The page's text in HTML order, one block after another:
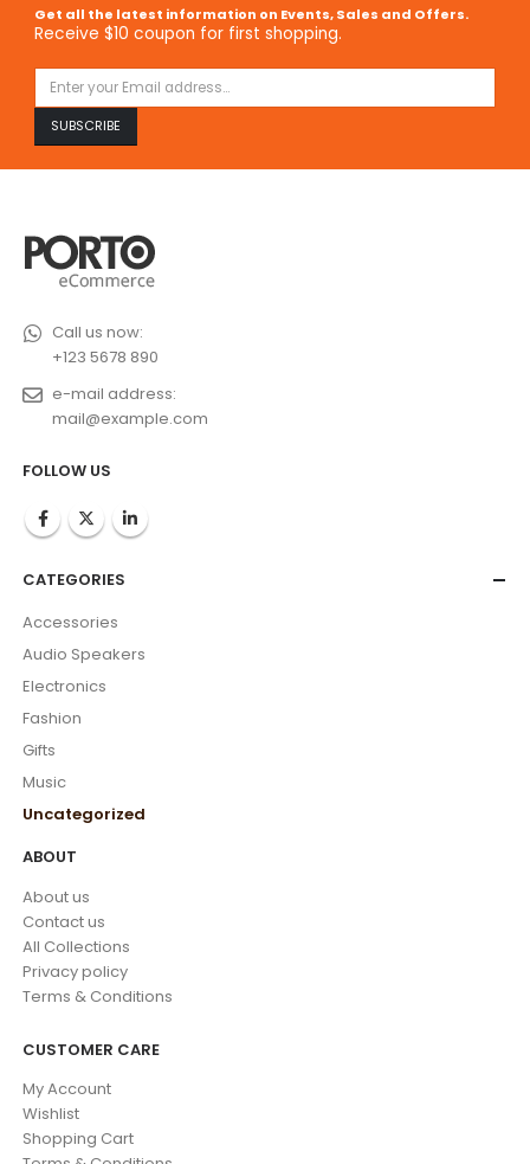
Get all the latest information on Events, Sales and Offers.
Receive $10 coupon for first shopping.
Call us now:
+123 5678 890
e-mail address:
mail@example.com
FOLLOW US
CATEGORIES
Accessories
Audio Speakers
Electronics
Fashion
Gifts
Music
Uncategorized
ABOUT
About us
Contact us
All Collections
Privacy policy
Terms & Conditions
CUSTOMER CARE
My Account
Wishlist
Shopping Cart